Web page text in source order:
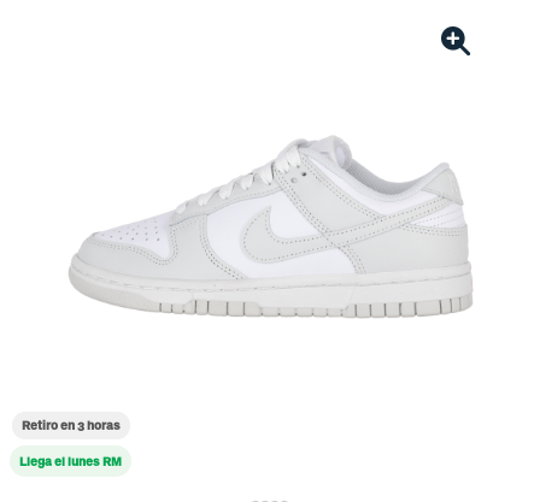
Retiro en 3 horas
Llega el lunes RM